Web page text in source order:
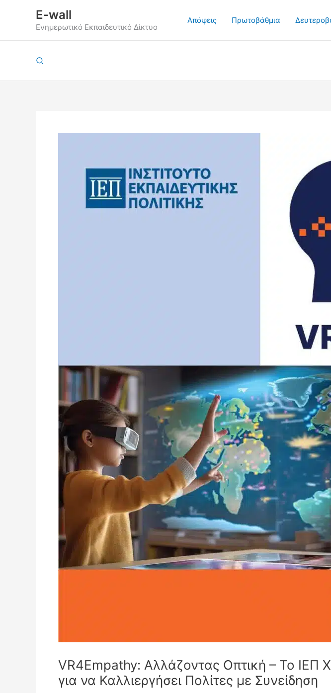
περιεχόμενο
E-wall
Ενημερωτικό Εκπαιδευτικό Δίκτυο
Απόψεις Πρωτοβάθμια
Αναζήτηση
VR4Empathy: Αλλάζοντας Οπτική – Το ΙΕΠ
για να Καλλιεργήσει Πολίτες με Συνείδηση